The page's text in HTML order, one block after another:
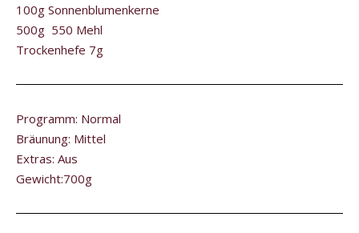
100g Sonnenblumenkerne
500g 550 Mehl
Trockenhefe 7g
Programm: Normal
Bräunung: Mittel
Extras: Aus
Gewicht:700g